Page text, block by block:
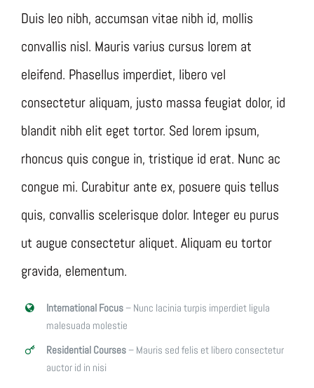
Duis leo nibh, accumsan vitae nibh id, mollis
convallis nisl. Mauris varius cursus lorem at
eleifend. Phasellus imperdiet, libero vel
consectetur aliquam, justo massa feugiat dolor, id
blandit nibh elit eget tortor. Sed lorem ipsum,
rhoncus quis congue in, tristique id erat. Nunc ac
congue mi. Curabitur ante ex, posuere quis tellus
quis, convallis scelerisque dolor. Integer eu purus
ut augue consectetur aliquet. Aliquam eu tortor
gravida, elementum.
International Focus– Nunc lacinia turpis imperdiet ligula
malesuada molestie
Residential Courses– Mauris sed felis et libero consectetur
auctor id in nisi